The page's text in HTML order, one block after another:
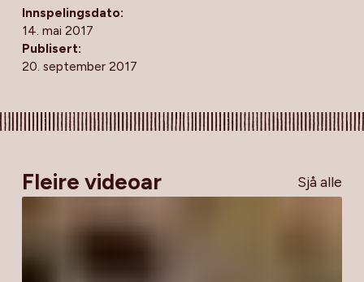
Innspelingsdato:
14. mai 2017
Publisert:
20. september 2017
Fleire videoar Sjå alle